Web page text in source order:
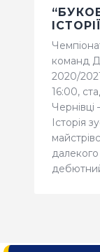
команд
2020/
16:00,
Історія